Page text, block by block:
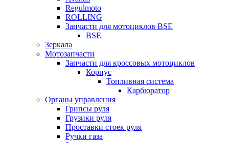
Regulmoto
ROLLING
Запчасти для мотоциклов BSE
BSE
Зеркала
Мотозапчасти
Запчасти для кроссовых мотоциклов
Корпус
Топливная система
Карбюратор
Органы управления
Грипсы руля
Грузики руля
Проставки стоек руля
Ручки газа